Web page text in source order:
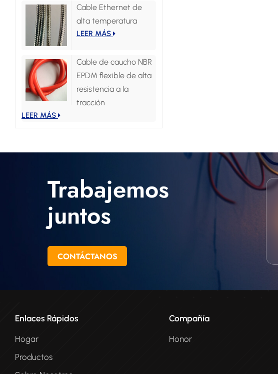
Cable Ethernet de
alta temperatura
LEER MÁS
Cable de caucho NBR
EPDM flexible de alta
resistencia a la
tracción
LEER MÁS
Trabajemos
juntos
CONTÁCTANOS
Enlaces Rápidos
Hogar
Productos
Compañía
Honor